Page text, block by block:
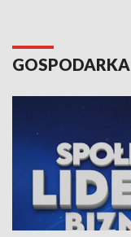
GOSPODARKA